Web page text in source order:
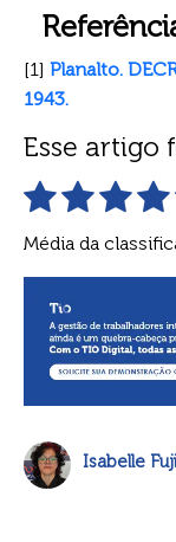
[1] Planalto.
1943.
Esse artigo
Média da
Isabelle